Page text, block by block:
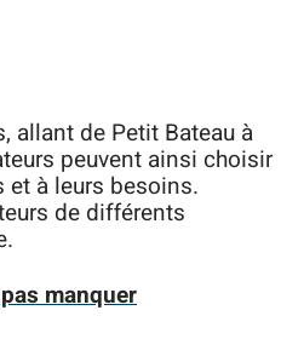
allant de Petit Bateau à
peuvent ainsi choisir
à leurs besoins.
de différents
manquer